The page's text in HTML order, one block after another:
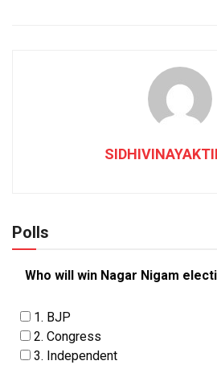
Polls
Who will win Nagar Nigam
1. BJP
2. Congress
3. Independent